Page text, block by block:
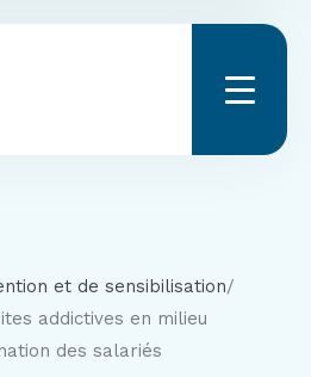
et de sensibilisation/
addictives en milieu
des salariés